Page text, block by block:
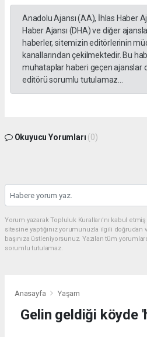
Anadolu Ajansı (AA), İhlas Haber
Haber Ajansı (DHA) ve diğer
haberler, sitemizin editörlerinin
kanallarından çekilmektedir. Bu
muhataplar haberi geçen ajanslar
editörü sorumlu tutulamaz...
Okuyucu Yorumları (0)
Yorum yazarak Topluluk Kuralları’nı kabul
sitesine yaptığınız yorumunuzla ilgili
başınıza üstleniyorsunuz. Yazılan tüm
sorumlu tutulamaz.
Anasayfa Yaşam
Gelin geldiği köyde